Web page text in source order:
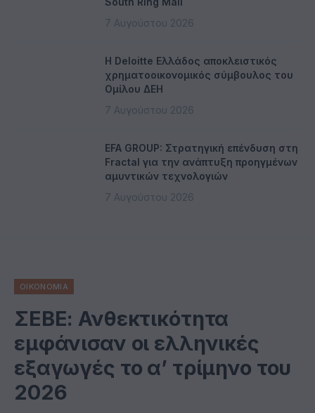
7 Αυγούστου 2026
Η Deloitte Ελλάδος αποκλειστικός
χρηματοοικονομικός σύμβουλος του
Ομίλου ΔΕΗ
7 Αυγούστου 2026
EFA GROUP: Στρατηγική επένδυση στη
Fractal για την ανάπτυξη προηγμένων
αμυντικών τεχνολογιών
7 Αυγούστου 2026
ΟΙΚΟΝΟΜΙΑ
ΣΕΒΕ: Ανθεκτικότητα
εμφάνισαν οι ελληνικές
εξαγωγές το α’ τρίμηνο του
2026